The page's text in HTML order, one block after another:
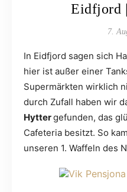
Eidfjord
7.
In Eidfjord sagen sich
hier ist außer einer
Supermärkten wirklich
durch Zufall haben wir
Hyttergefunden, das
Cafeteria besitzt. So
unseren 1. Waffeln des